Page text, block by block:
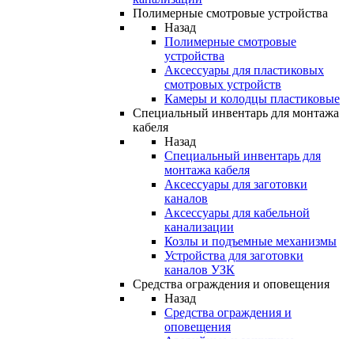
Полимерные смотровые устройства
Назад
Полимерные смотровые
устройства
Аксессуары для пластиковых
смотровых устройств
Камеры и колодцы пластиковые
Специальный инвентарь для монтажа
кабеля
Назад
Специальный инвентарь для
монтажа кабеля
Аксессуары для заготовки
каналов
Аксессуары для кабельной
канализации
Козлы и подъемные механизмы
Устройства для заготовки
каналов УЗК
Средства ограждения и оповещения
Назад
Средства ограждения и
оповещения